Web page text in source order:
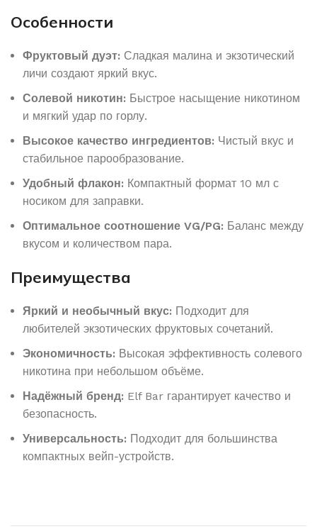
Особенности
Фруктовый дуэт: Сладкая малина и экзотический
личи создают яркий вкус.
Солевой никотин: Быстрое насыщение никотином
и мягкий удар по горлу.
Высокое качество ингредиентов: Чистый вкус и
стабильное парообразование.
Удобный флакон: Компактный формат 10 мл с
носиком для заправки.
Оптимальное соотношение VG/PG: Баланс между
вкусом и количеством пара.
Преимущества
Яркий и необычный вкус: Подходит для
любителей экзотических фруктовых сочетаний.
Экономичность: Высокая эффективность солевого
никотина при небольшом объёме.
Надёжный бренд: Elf Bar гарантирует качество и
безопасность.
Универсальность: Подходит для большинства
компактных вейп-устройств.